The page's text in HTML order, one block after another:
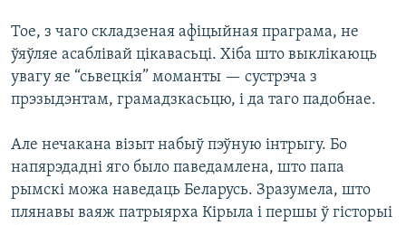
Тое, з чаго складзеная афіцыйная праграма, не
ўяўляе асаблівай цікавасьці. Хіба што выклікаюць
увагу яе “сьвецкія” моманты — сустрэча з
прэзыдэнтам, грамадзкасьцю, і да таго падобнае.
Але нечакана візыт набыў пэўную інтрыгу. Бо
напярэдадні яго было паведамлена, што папа
рымскі можа наведаць Беларусь. Зразумела, што
плянавы ваяж патрыярха Кірыла і першы ў гісторыі